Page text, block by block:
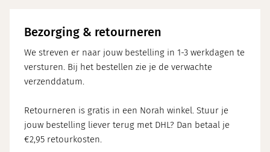
Bezorging & retourneren
We streven er naar jouw bestelling in 1-3 werkdagen te
versturen. Bij het bestellen zie je de verwachte
verzenddatum.
Retourneren is gratis in een Norah winkel. Stuur je
jouw bestelling liever terug met DHL? Dan betaal je
€2,95 retourkosten.